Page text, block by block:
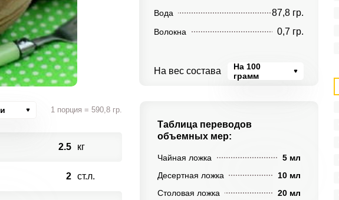
Вода 87,8 гр.
Волокна 0,7 гр.
На вес состава
На 100
грамм
1 порция = 590,8 гр.
2.5 кг
2 ст.л.
Таблица переводов
объемных мер:
Чайная ложка
5 мл
Десертная ложка
10 мл
Столовая ложка
20 мл